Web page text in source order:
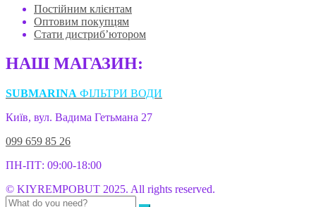
Постійним клієнтам
Оптовим покупцям
Стати дистриб’ютором
НАШ МАГАЗИН:
SUBMARINA ФІЛЬТРИ ВОДИ
Київ, вул. Вадима Гетьмана 27
099 659 85 26
ПН-ПТ: 09:00-18:00
© KIYREMPOBUT 2025. All rights reserved.